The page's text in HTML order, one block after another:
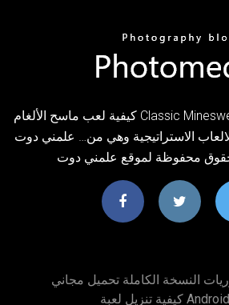
كيفية لعب ماسح الألغام Classic Minesweeper على الماك ؟ تعد
الاستراتيجية وهي من… علمني دوت
النسخة الكاملة تحميل مجاني